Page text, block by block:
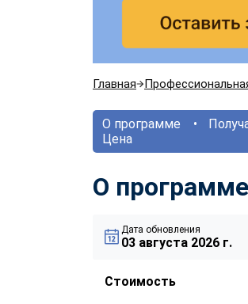
Главная
О программе
Цена
О
Дата обновления
03 августа 2026 г.
Стоимость